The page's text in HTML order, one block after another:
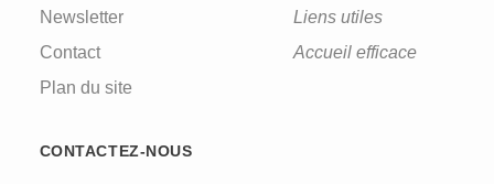
Newsletter
Contact
Plan du site
Liens utiles
Accueil efficace
CONTACTEZ-NOUS